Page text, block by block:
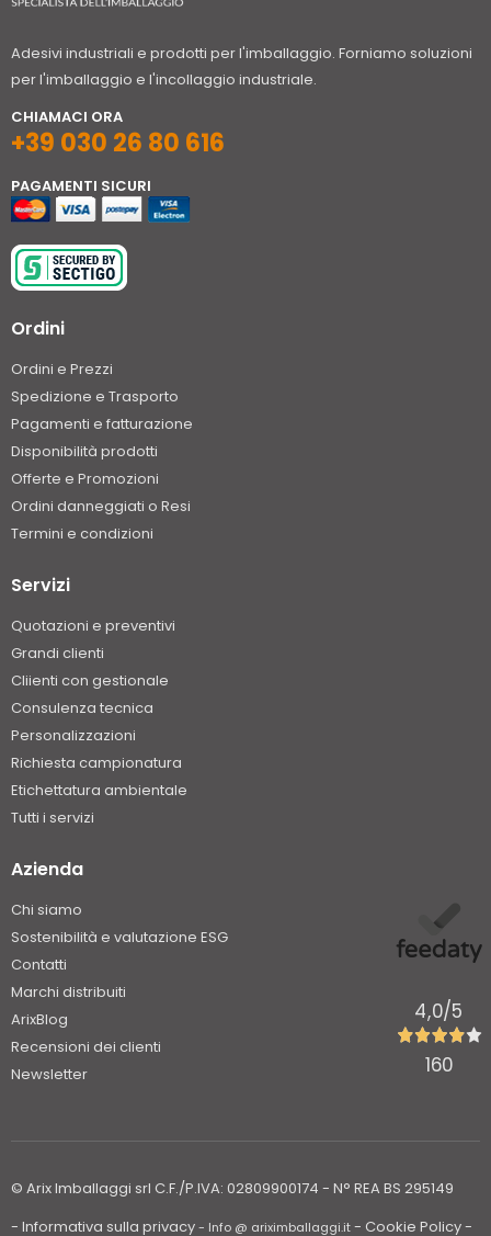
Adesivi industriali e prodotti per l'imballaggio. Forniamo soluzioni
per l'imballaggio e l'incollaggio industriale.
CHIAMACI ORA
+39 030 26 80 616
PAGAMENTI SICURI
Ordini
Ordini e Prezzi
Spedizione e Trasporto
Pagamenti e fatturazione
Disponibilità prodotti
Offerte e Promozioni
Ordini danneggiati o Resi
Termini e condizioni
Servizi
Quotazioni e preventivi
Grandi clienti
Cliienti con gestionale
Consulenza tecnica
Personalizzazioni
Richiesta campionatura
Etichettatura ambientale
Tutti i servizi
Azienda
Chi siamo
Sostenibilità e valutazione ESG
Contatti
Marchi distribuiti
ArixBlog
Recensioni dei clienti
Newsletter
4,0/5
160
- Informativa sulla privacy- Info @ ariximballaggi.it- Cookie Policy-
© Arix Imballaggi srl C.F./P.IVA: 02809900174 - N° REA BS 295149